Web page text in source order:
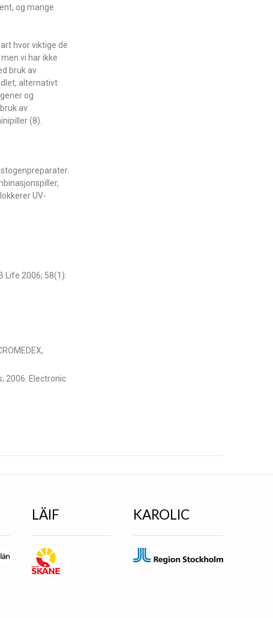
og mange
hvor viktige de
vi har ikke
bruk av
alternativt
og
av
(8).
UV-
Life 2006; 58(1):
2006. Electronic
LÄIF KAROLIC